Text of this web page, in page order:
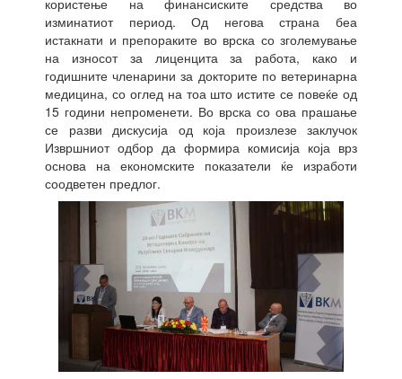
изминатиот период. Од негова страна беа
истакнати и препораките во врска со зголемување
на износот за лиценцита за работа, како и
годишните членарини за докторите по ветеринарна
медицина, со оглед на тоа што истите се повеќе од
15 години непроменети. Во врска со ова прашање
се разви дискусија од која произлезе заклучок
Извршниот одбор да формира комисија која врз
основа на економските показатели ќе изработи
соодветен предлог.